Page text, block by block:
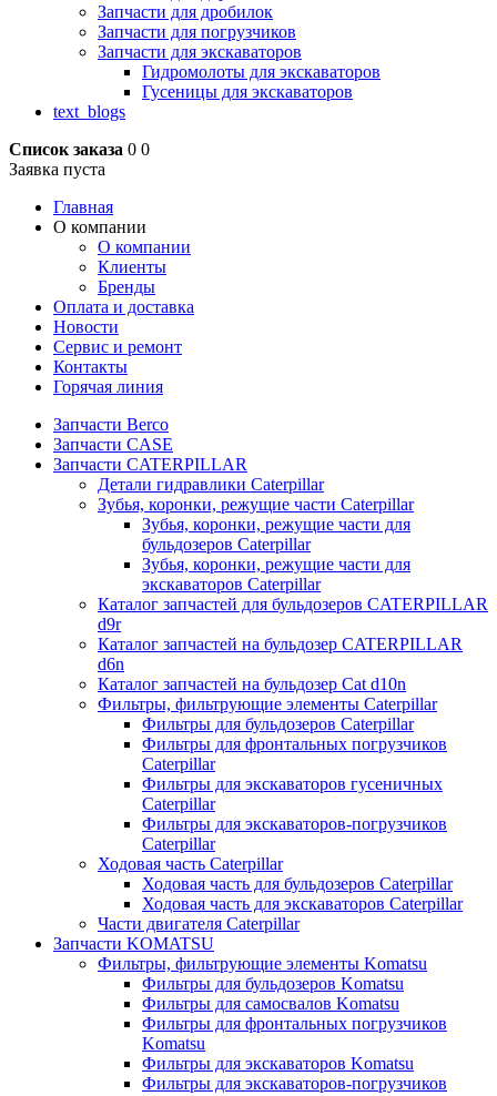
Запчасти для дробилок
Запчасти для погрузчиков
Запчасти для экскаваторов
Гидромолоты для экскаваторов
Гусеницы для экскаваторов
text_blogs
Список заказа 0 0
Заявка пуста
Главная
О компании
О компании
Клиенты
Бренды
Оплата и доставка
Новости
Сервис и ремонт
Контакты
Горячая линия
Запчасти Berco
Запчасти CASE
Запчасти CATERPILLAR
Детали гидравлики Caterpillar
Зубья, коронки, режущие части Caterpillar
Зубья, коронки, режущие части для
бульдозеров Caterpillar
Зубья, коронки, режущие части для
экскаваторов Caterpillar
Каталог запчастей для бульдозеров CATERPILLAR
d9r
Каталог запчастей на бульдозер CATERPILLAR
d6n
Каталог запчастей на бульдозер Сat d10n
Фильтры, фильтрующие элементы Caterpillar
Фильтры для бульдозеров Caterpillar
Фильтры для фронтальных погрузчиков
Caterpillar
Фильтры для экскаваторов гусеничных
Caterpillar
Фильтры для экскаваторов-погрузчиков
Caterpillar
Ходовая часть Caterpillar
Ходовая часть для бульдозеров Caterpillar
Ходовая часть для экскаваторов Caterpillar
Части двигателя Caterpillar
Запчасти KOMATSU
Фильтры, фильтрующие элементы Komatsu
Фильтры для бульдозеров Komatsu
Фильтры для самосвалов Komatsu
Фильтры для фронтальных погрузчиков
Komatsu
Фильтры для экскаваторов Komatsu
Фильтры для экскаваторов-погрузчиков